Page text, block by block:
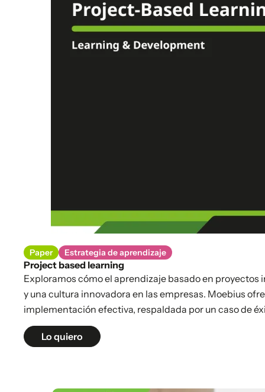
Paper Estrategia de aprendizaje
Project based learning
Exploramos cómo el aprendizaje basado en
y una cultura innovadora en las empresas. Moebius
implementación efectiva, respaldada por un caso de
Lo quiero